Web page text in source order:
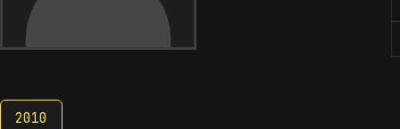
2010